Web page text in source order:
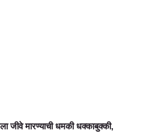
जीवे मारण्याची धमकी धक्काबुक्की,